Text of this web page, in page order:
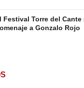
Festival Torre del Cante
a Gonzalo Rojo